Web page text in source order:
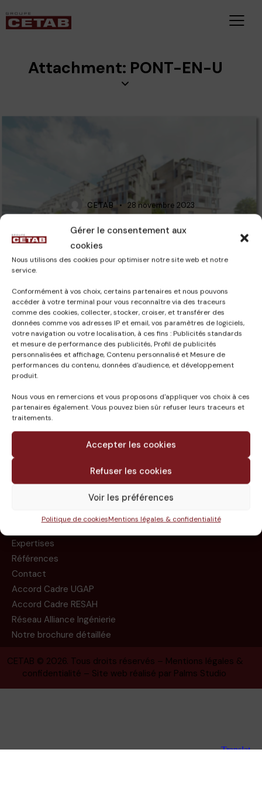
Gérer le consentement aux
cookies
Nous utilisons des cookies pour optimiser notre site web et notre
service.
Conformément à vos choix, certains partenaires et nous pouvons
accéder à votre terminal pour vous reconnaître via des traceurs
comme des cookies, collecter, stocker, croiser, et transférer des
données comme vos adresses IP et email, vos paramètres de logiciels,
votre navigation ou votre localisation, à ces fins : Publicités standards
et mesure de performance des publicités, Profil de publicités
personnalisées et affichage, Contenu personnalisé et Mesure de
performances du contenu, données d'audience, et développement
produit.
Nous vous en remercions et vous proposons d'appliquer vos choix à ces
partenaires également. Vous pouvez bien sûr refuser leurs traceurs et
traitements.
Accepter les cookies
Refuser les cookies
Voir les préférences
Politique de cookiesMentions légales & confidentialité
Attachment: PONT-EN-U
CETAB 28 novembre 2023
101 LOGEMENTS +
BUREAUX PONT EN U
ZAC SAINT JEAN
BELCIER A BORDEAUX
(33)
Expertises
Références
Contact
Accord Cadre UGAP
Accord Cadre RESAH
Réseau Alliance Ingénierie
Notre brochure détaillée
CETAB © 2026. Tous droits réservés – Mentions légales &
confidentialité – Site web réalisé par Palms Studio